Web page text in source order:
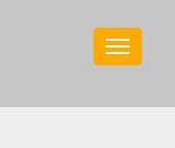
Toggle